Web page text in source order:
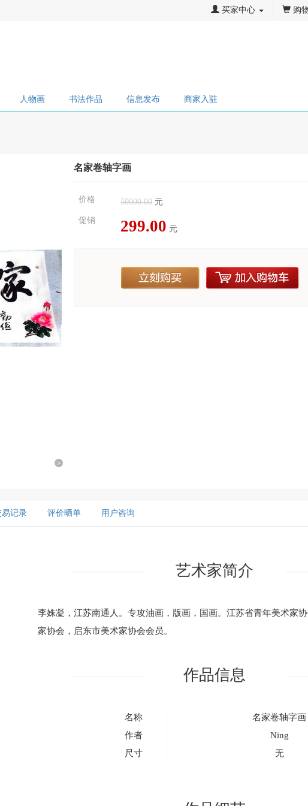
买家中心 购
人物画 书法作品 信息发布 商家入驻
>
名家卷轴字画
价格 50000.00 元
促销 299.00 元
立刻购买 加入购物车
易记录 评价晒单 用户咨询
艺术家简介
李姝凝，江苏南通人。专攻油画，版画，国画。江苏省青年美术家
家协会，启东市美术家协会会员。
作品信息
名称
名家卷轴字画
作者
Ning
尺寸
无